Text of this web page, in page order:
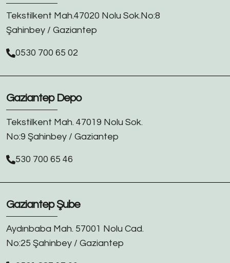
Tekstilkent Mah.47020 Nolu Sok.No:8
Şahinbey / Gaziantep
0530 700 65 02
Gaziantep Depo
Tekstilkent Mah. 47019 Nolu Sok.
No:9 Şahinbey / Gaziantep
530 700 65 46
Gaziantep Şube
Aydınbaba Mah. 57001 Nolu Cad.
No:25 Şahinbey / Gaziantep